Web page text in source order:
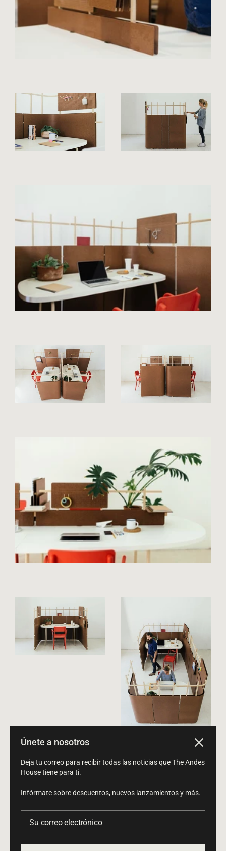
Únete a nosotros
Deja tu correo para recibir todas las noticias que The Andes
House tiene para ti.
Infórmate sobre descuentos, nuevos lanzamientos y más.
Cerrar